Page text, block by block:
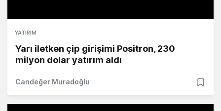
YATIRIM
Yarı iletken çip girişimi Positron, 230
milyon dolar yatırım aldı
Candeğer Muradoğlu